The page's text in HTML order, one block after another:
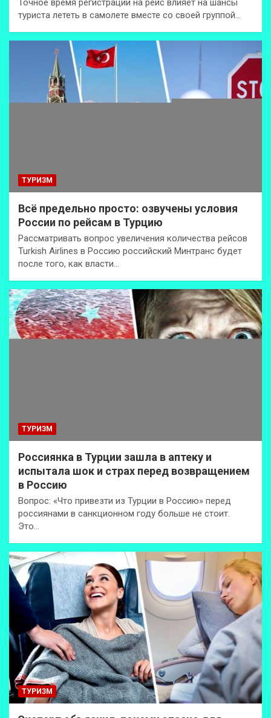
Точное время регистрации на рейс влияет на шансы
туриста лететь в самолете вместе со своей группой…
ТУРИЗМ
Всё предельно просто: озвучены условия
России по рейсам в Турцию
Рассматривать вопрос увеличения количества рейсов
Turkish Airlines в Россию российский Минтранс будет
после того, как власти…
ТУРИЗМ
Россиянка в Турции зашла в аптеку и
испытала шок и страх перед возвращением
в Россию
Вопрос: «Что привезти из Турции в Россию» перед
россиянами в санкционном году больше не стоит.
Это…
ТУРИЗМ